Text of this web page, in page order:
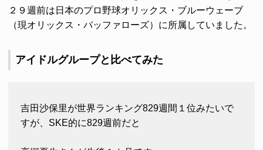
２９週前は日本のプロ野球オリックス・ブルーウェーブ
（現オリックス・バッファローズ）に所属していました。
アイドルグループと比べてみた
吉田沙保里が世界ランキング829週間１位みたいで
すが、SKE的に829週前だと